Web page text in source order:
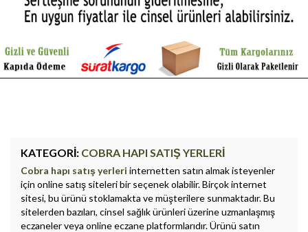
KATEGORI: COBRA HAPI SATIŞ YERLERI
Cobra hapı satış yerleri internetten satın almak isteyenler
için online satış siteleri bir seçenek olabilir. Birçok internet
sitesi, bu ürünü stoklamakta ve müşterilere sunmaktadır. Bu
sitelerden bazıları, cinsel sağlık ürünleri üzerine uzmanlaşmış
eczaneler veya online eczane platformlarıdır. Ürünü satın